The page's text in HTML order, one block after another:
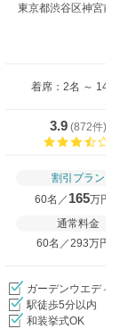
東京都渋谷区神宮前
着席：2名 ～ 140
3.9 (872件)
割引プラン
60名／ 165万円
通常料金
60名／293万円〜
ガーデンウエディ
駅徒歩5分以内
和装挙式OK